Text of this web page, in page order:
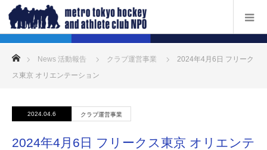
ホーム
News 活動報告 クラブ運営事業
2024年4月6日 フリーク
ス東京 オリエンテーション
2024.04.6 クラブ運営事業
2024年4月6日 フリークス東京 オリエンテ